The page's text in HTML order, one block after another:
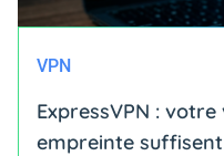
VPN
ExpressVPN :
empreinte